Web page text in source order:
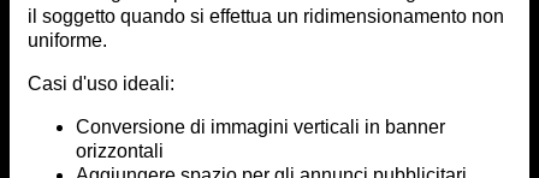
il soggetto quando si effettua un ridimensionamento non
uniforme.
Casi d'uso ideali:
Conversione di immagini verticali in banner
orizzontali